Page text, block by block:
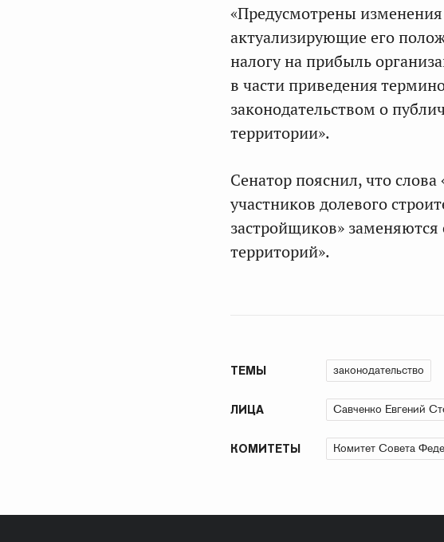
«Предусмотрены
актуализирующие его
налогу на прибыль
в части приведения
законодательством о
территории».
Сенатор пояснил, что
участников долевого
застройщиков»
территорий».
ТЕМЫ законодательство
ЛИЦА Савченко Евгений
КОМИТЕТЫ Комитет Совета